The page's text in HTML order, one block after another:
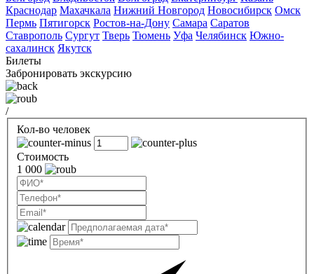
Краснодар Махачкала Нижний Новгород Новосибирск Омск
Пермь Пятигорск Ростов-на-Дону Самара Саратов
Ставрополь Сургут Тверь Тюмень Уфа Челябинск Южно-
сахалинск Якутск
Билеты
Забронировать экскурсию
/
Кол-во человек
Стоимость
1 000